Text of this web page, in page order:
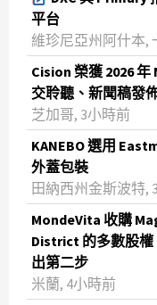
平台
維珍尼亞州阿什本,
Cision 榮獲 2026
交聆聽、新聞稿發
芝加哥, 3小時前
KANEBO 選用
外蓋包裝
田納西州金斯波特,
MondeVita 收購
District 的多數股
出第二步
米蘭, 4小時前